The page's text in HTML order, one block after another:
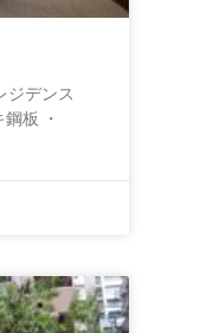
ジデンス
板 ・